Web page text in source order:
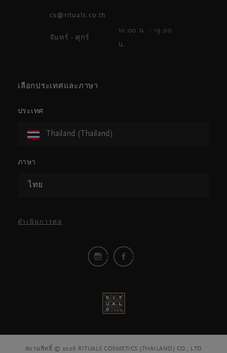
cs@rituals.co.th
จันทร์ - ศุกร์
10.00 น. - 19.00
น.
เลือกประเทศและภาษา
ประเทศ
Thailand (Thailand)
ภาษา
ไทย
ดำเนินการต่อ
สงวนสิทธิ์ © 2026 RITUALS COSMETICS (THAILAND) CO., LTD